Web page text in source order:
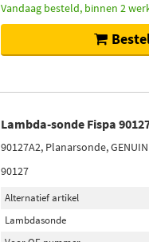
Vandaag besteld, binnen 2
Lambda-sonde Fispa
90127A2, Planarsonde,
90127
Alternatief artikel
Lambdasonde